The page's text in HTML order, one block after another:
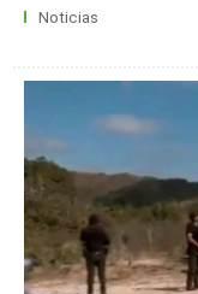
Noticias